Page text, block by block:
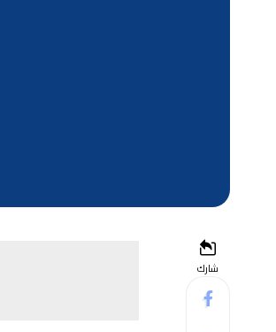
شارك